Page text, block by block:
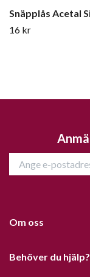
Snäpplås Acetal
16 kr
Om oss
Behöver du hjälp?